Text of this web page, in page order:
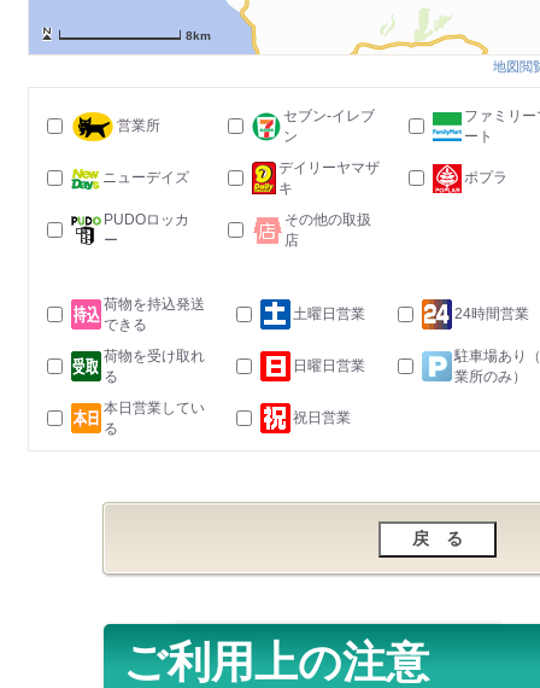
8km
地図閲
営業所
セブン-イレブ
ン
ファミリー
ート
ニューデイズ
デイリーヤマザ
キ
ポプラ
PUDOロッカ
ー
その他の取扱
店
荷物を持込発送
できる
土曜日営業 24時間営業
荷物を受け取れ
る
日曜日営業
駐車場あり
業所のみ）
本日営業してい
る
祝日営業
ご利用上の注意